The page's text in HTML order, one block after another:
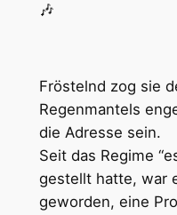
🎶
Fröstelnd zog sie
Regenmantels
die Adresse sein.
Seit das Regime
gestellt hatte, war
geworden, eine